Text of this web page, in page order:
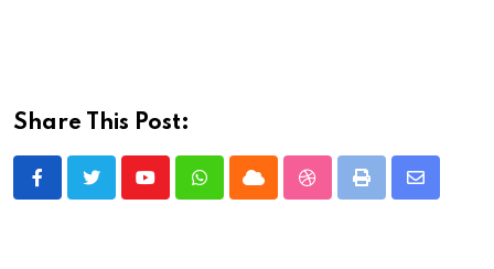
Share This Post:
YoutubeWhatsappCloud StumbleUpon
Print
Share